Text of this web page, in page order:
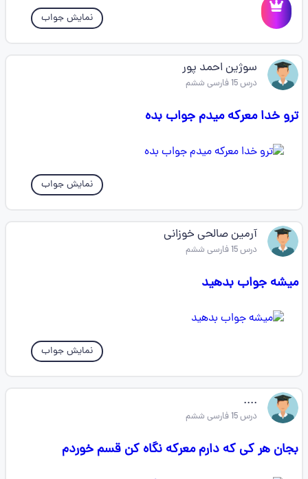
نمایش جواب
سوژین احمد پور
درس 15 فارسی ششم
ترو خدا معرکه میدم جواب بده
نمایش جواب
آرمین صالحی خوزانی
درس 15 فارسی ششم
میشه جواب بدهید
نمایش جواب
....
درس 15 فارسی ششم
بجان هر کی که دارم معرکه نگاه کن قسم خوردم